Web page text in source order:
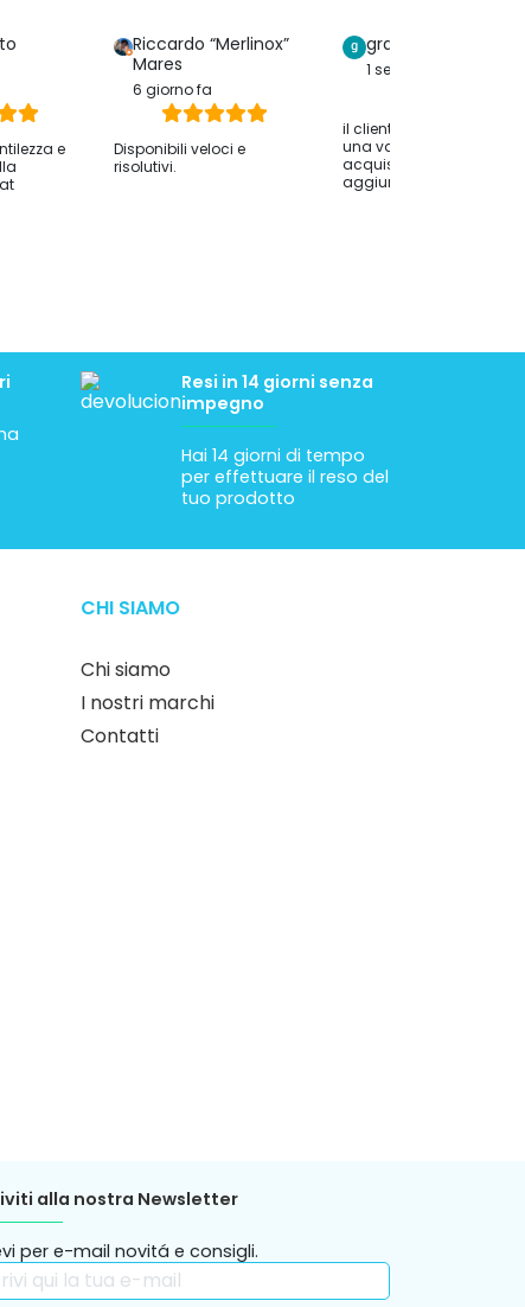
e
Riccardo “Merlinox”
Mares
6 giorno fa
Disponibili veloci e
risolutivi.
graziella serreri
1 settimana fa
il cliente ha lasciato solo
una valutazione dell
acquisto senza
aggiungere commenti.
Resi in 14 giorni senza
impegno
Hai 14 giorni di tempo
per effettuare il reso del
tuo prodotto
CHI SIAMO
Chi siamo
I nostri marchi
Contatti
alla nostra Newsletter
per e-mail novitá e consigli.